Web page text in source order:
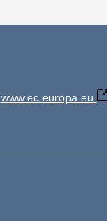
www.ec.europa.eu